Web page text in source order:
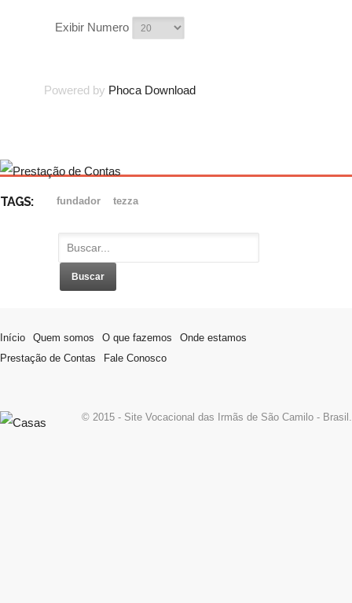
Exibir Numero
Powered by Phoca Download
TAGS: fundador tezza
Início Quem somos O que fazemos
Onde estamos
Prestação de Contas
Fale Conosco
© 2015 - Site Vocacional das Irmãs de São Camilo - Brasil.